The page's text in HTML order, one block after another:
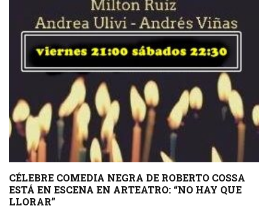
CÉLEBRE COMEDIA NEGRA DE ROBERTO COSSA
ESTÁ EN ESCENA EN ARTEATRO: “NO HAY QUE
LLORAR”